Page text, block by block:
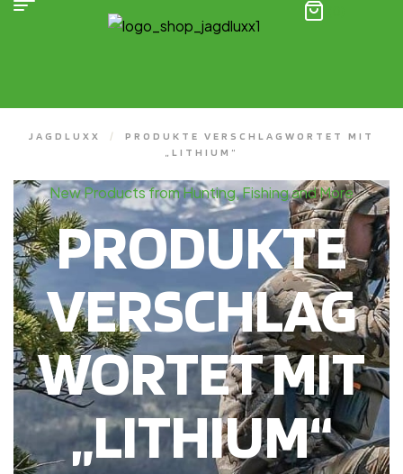
JAGDLUXX /
PRODUKTE VERSCHLAGWORTET MIT
„LITHIUM“
New Products from Hunting, Fishing and More
PRODUKTE
VERSCHLAG
WORTET MIT
„LITHIUM“